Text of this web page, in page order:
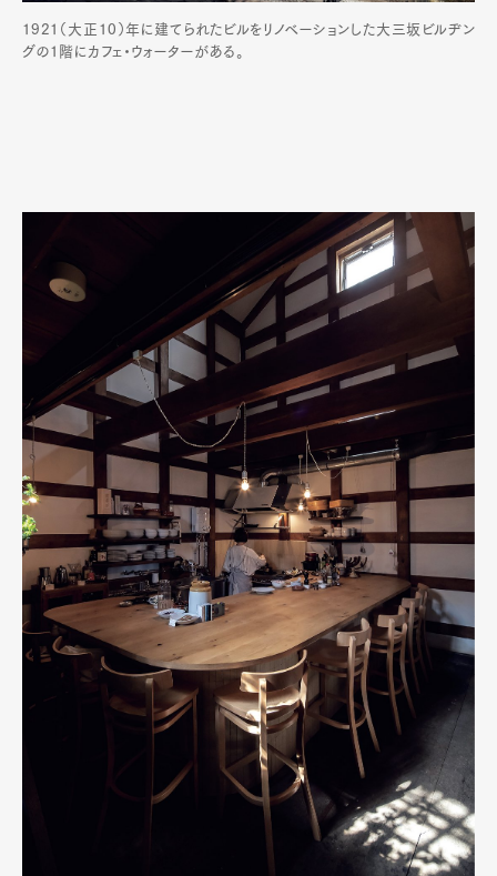
1921（大正10）年に建てられたビルをリノベーションした大三坂ビルヂン
グの1階にカフェ・ウォーターがある。